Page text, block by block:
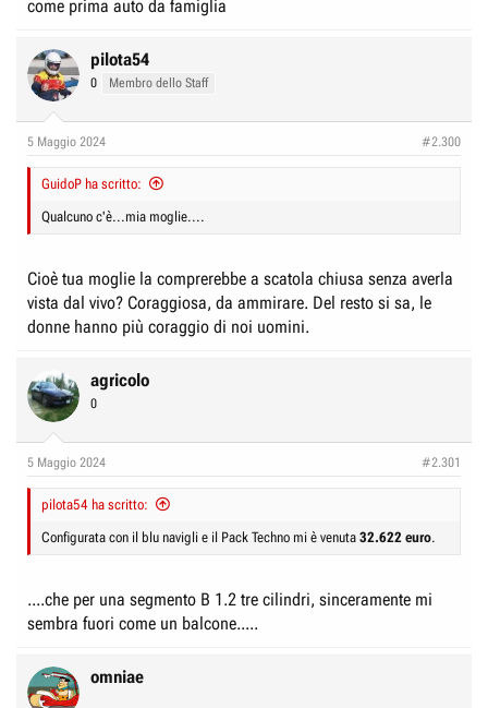
come prima auto da famiglia
pilota54
0 Membro dello Staff
5 Maggio 2024 #2.300
GuidoP ha scritto:
Qualcuno c'è...mia moglie....
Cioè tua moglie la comprerebbe a scatola chiusa senza averla
vista dal vivo? Coraggiosa, da ammirare. Del resto si sa, le
donne hanno più coraggio di noi uomini.
agricolo
0
5 Maggio 2024 #2.301
pilota54 ha scritto:
Configurata con il blu navigli e il Pack Techno mi è venuta 32.622 euro.
....che per una segmento B 1.2 tre cilindri, sinceramente mi
sembra fuori come un balcone.....
omniae